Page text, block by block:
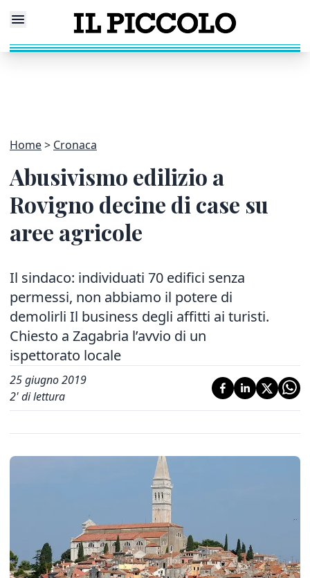
Home Cronaca
Abusivismo edilizio a
Rovigno decine di case su
aree agricole
Il sindaco: individuati 70 edifici senza
permessi, non abbiamo il potere di
demolirli Il business degli affitti ai turisti.
Chiesto a Zagabria l’avvio di un
ispettorato locale
25 giugno 2019
2' di lettura